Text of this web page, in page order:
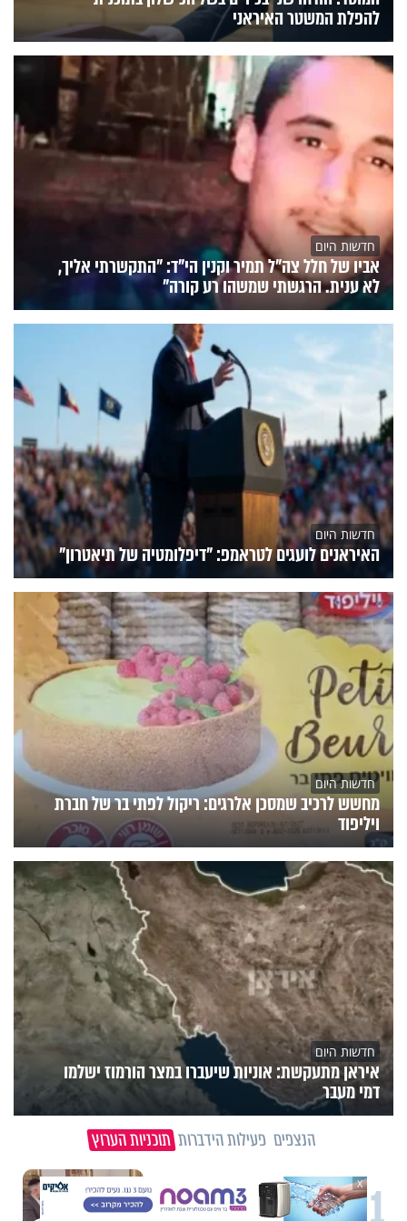
להפלת המשטר האיראני
חדשות היום
אביו של חלל צה"ל תמיר וקנין הי"ד: "התקשרתי אליך,
לא ענית. הרגשתי שמשהו רע קורה"
חדשות היום
האיראנים לועגים לטראמפ: "דיפלומטיה של תיאטרון"
חדשות היום
מחשש לרכיב שמסכן אלרגים: ריקול לפתי בר של חברת
ויליפוד
חדשות היום
איראן מתעקשת: אוניות שיעברו במצר הורמוז ישלמו
דמי מעבר
הנצפים פעילות הידברות תוכניות הערוץ
1 וידיאו מגזין
"הגמגום לא מגדיר אותי": ישראל
X